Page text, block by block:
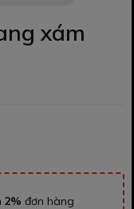
xám
2% đơn hàng